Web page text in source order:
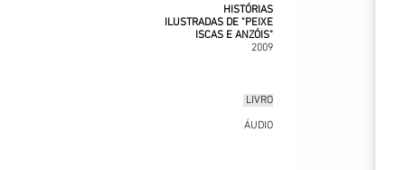
HISTÓRIAS
ILUSTRADAS DE "PEIXE
ISCAS E ANZÓIS"
2009
LIVRO
ÁUDIO